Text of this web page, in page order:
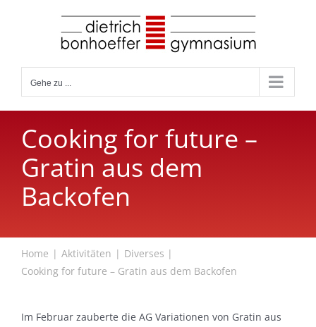
Gehe zu ...
Cooking for future –
Gratin aus dem
Backofen
Home Aktivitäten
Diverses
Cooking for future – Gratin aus dem Backofen
Im Februar zauberte die AG Variationen von Gratin aus